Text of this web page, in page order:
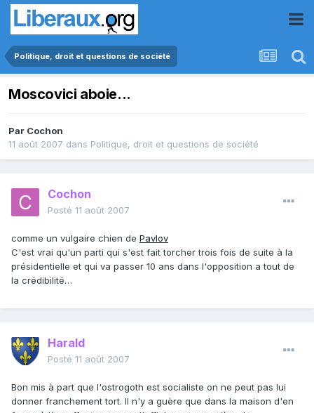
Politique, droit et questions de société
Moscovici aboie...
Par Cochon
11 août 2007 dans Politique, droit et questions de société
Cochon
Posté 11 août 2007
comme un vulgaire chien de Pavlov
C'est vrai qu'un parti qui s'est fait torcher trois fois de suite à la
présidentielle et qui va passer 10 ans dans l'opposition a tout de
la crédibilité…
Harald
Posté 11 août 2007
Bon mis à part que l'ostrogoth est socialiste on ne peut pas lui
donner franchement tort. Il n'y a guère que dans la maison d'en